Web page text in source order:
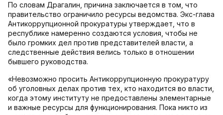
По словам Драгалин, причина заключается в том, что
правительство ограничило ресурсы ведомства. Экс-глава
Антикоррупционной прокуратуры утверждает, что в
республике намеренно создаются условия, чтобы не
было громких дел против представителей власти, а
следственные действия велись только в отношении
бывшего руководства.
«Невозможно просить Антикоррупционную прокуратуру
об уголовных делах против тех, кто находится во власти,
когда этому институту не предоставлены элементарные
и важные ресурсы для функционирования. Пока никто из